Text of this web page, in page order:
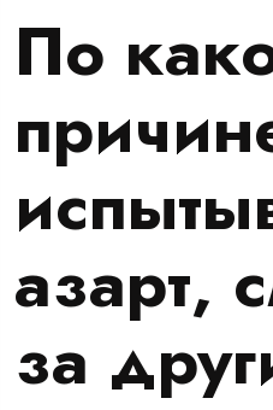
По
азарт,
за